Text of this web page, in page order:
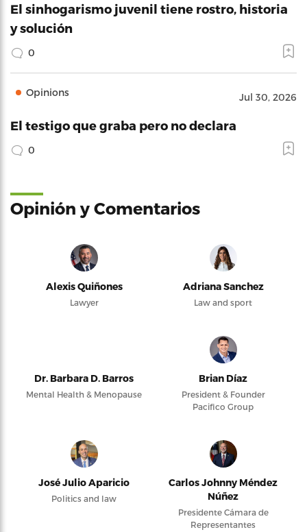
El sinhogarismo juvenil tiene rostro, historia
y solución
0
Opinions Jul 30, 2026
El testigo que graba pero no declara
0
Opinión y Comentarios
Alexis Quiñones
Lawyer
Adriana Sanchez
Law and sport
Dr. Barbara D. Barros
Mental Health & Menopause
Brian Díaz
President & Founder
Pacifico Group
José Julio Aparicio
Politics and law
Carlos Johnny Méndez
Núñez
Presidente Cámara de
Representantes